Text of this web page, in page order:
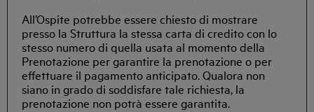
All’Ospite potrebbe essere chiesto di mostrare
presso la Struttura la stessa carta di credito con lo
stesso numero di quella usata al momento della
Prenotazione per garantire la prenotazione o per
effettuare il pagamento anticipato. Qualora non
siano in grado di soddisfare tale richiesta, la
prenotazione non potrà essere garantita.